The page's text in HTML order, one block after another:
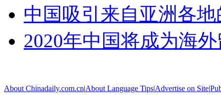
中国吸引来自亚洲各
2020年中国将成为海
About Chinadaily.com.cn|About Language Tips|Advertise on Site|